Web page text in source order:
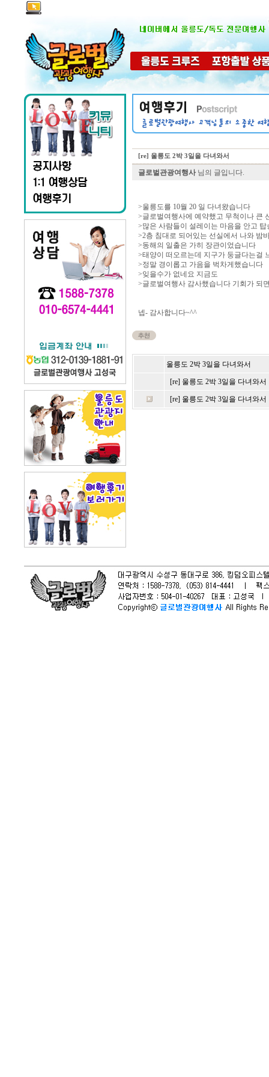
[re] 울릉도 2박 3일을 다녀와서
글로벌관광여행사님의 글입니다.
>울릉도를 10월 20 일 다녀왔습니다
>글로벌여행사에 예약했고 무척이나 큰
>많은 사람들이 설레이는 마음을 안고
>2층 침대로 되어있는 선실에서 나와 밤
>동해의 일출은 가히 장관이었습니다
>태양이 떠오르는데 지구가 둥글다는걸
>정말 경이롭고 가음을 벅차게했습니다
>잊을수가 없네요 지금도
>글로벌여행사 감사했습니다 기회가 되
넵- 감사합니다~^^
울릉도 2박 3일을 다녀와서
[re] 울릉도 2박 3일을 다녀와서
[re] 울릉도 2박 3일을 다녀와서